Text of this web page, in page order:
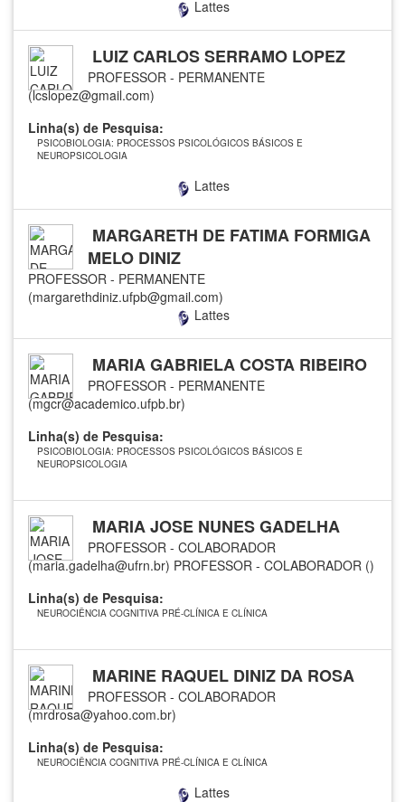
Lattes
LUIZ CARLOS SERRAMO LOPEZ
PROFESSOR - PERMANENTE
(lcslopez@gmail.com)
Linha(s) de Pesquisa:
PSICOBIOLOGIA: PROCESSOS PSICOLÓGICOS BÁSICOS E
NEUROPSICOLOGIA
Lattes
MARGARETH DE FATIMA FORMIGA
MELO DINIZ
PROFESSOR - PERMANENTE
(margarethdiniz.ufpb@gmail.com)
Lattes
MARIA GABRIELA COSTA RIBEIRO
PROFESSOR - PERMANENTE
(mgcr@academico.ufpb.br)
Linha(s) de Pesquisa:
PSICOBIOLOGIA: PROCESSOS PSICOLÓGICOS BÁSICOS E
NEUROPSICOLOGIA
MARIA JOSE NUNES GADELHA
PROFESSOR - COLABORADOR
(maria.gadelha@ufrn.br) PROFESSOR - COLABORADOR ()
Linha(s) de Pesquisa:
NEUROCIÊNCIA COGNITIVA PRÉ-CLÍNICA E CLÍNICA
MARINE RAQUEL DINIZ DA ROSA
PROFESSOR - COLABORADOR
(mrdrosa@yahoo.com.br)
Linha(s) de Pesquisa:
NEUROCIÊNCIA COGNITIVA PRÉ-CLÍNICA E CLÍNICA
Lattes